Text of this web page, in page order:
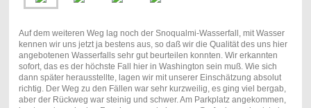
Auf dem weiteren Weg lag noch der Snoqualmi-Wasserfall, mit Wasser
kennen wir uns jetzt ja bestens aus, so daß wir die Qualität des uns hier
angebotenen Wasserfalls sehr gut beurteilen konnten. Wir erkannten
sofort, das es der höchste Fall hier in Washington sein muß. Wie sich
dann später herausstellte, lagen wir mit unserer Einschätzung absolut
richtig. Der Weg zu den Fällen war sehr kurzweilig, es ging viel bergab,
aber der Rückweg war steinig und schwer. Am Parkplatz angekommen,